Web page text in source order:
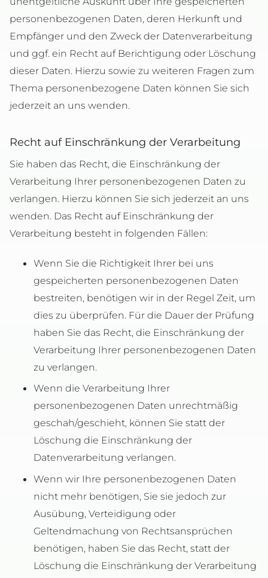
personenbezogenen Daten, deren Herkunft und
Empfänger und den Zweck der Datenverarbeitung
und ggf. ein Recht auf Berichtigung oder Löschung
dieser Daten. Hierzu sowie zu weiteren Fragen zum
Thema personenbezogene Daten können Sie sich
jederzeit an uns wenden.
Recht auf Einschränkung der Verarbeitung
Sie haben das Recht, die Einschränkung der
Verarbeitung Ihrer personenbezogenen Daten zu
verlangen. Hierzu können Sie sich jederzeit an uns
wenden. Das Recht auf Einschränkung der
Verarbeitung besteht in folgenden Fällen:
Wenn Sie die Richtigkeit Ihrer bei uns
gespeicherten personenbezogenen Daten
bestreiten, benötigen wir in der Regel Zeit, um
dies zu überprüfen. Für die Dauer der Prüfung
haben Sie das Recht, die Einschränkung der
Verarbeitung Ihrer personenbezogenen Daten
zu verlangen.
Wenn die Verarbeitung Ihrer
personenbezogenen Daten unrechtmäßig
geschah/geschieht, können Sie statt der
Löschung die Einschränkung der
Datenverarbeitung verlangen.
Wenn wir Ihre personenbezogenen Daten
nicht mehr benötigen, Sie sie jedoch zur
Ausübung, Verteidigung oder
Geltendmachung von Rechtsansprüchen
benötigen, haben Sie das Recht, statt der
Löschung die Einschränkung der Verarbeitung